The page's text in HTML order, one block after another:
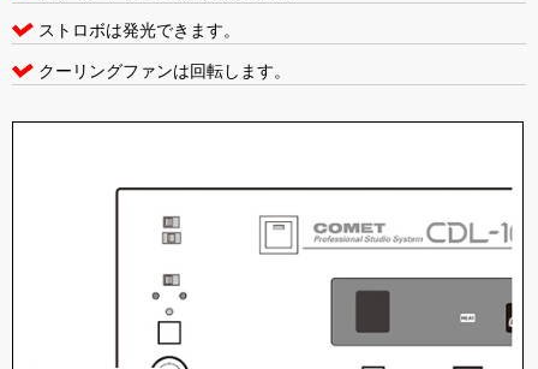
ストロボは発光できます。
クーリングファンは回転します。